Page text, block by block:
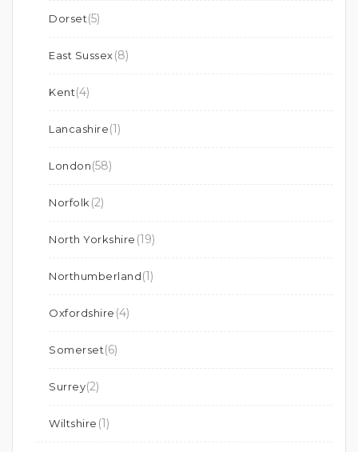
Dorset(5)
East Sussex(8)
Kent(4)
Lancashire(1)
London(58)
Norfolk (2)
North Yorkshire (19)
Northumberland(1)
Oxfordshire (4)
Somerset(6)
Surrey(2)
Wiltshire (1)